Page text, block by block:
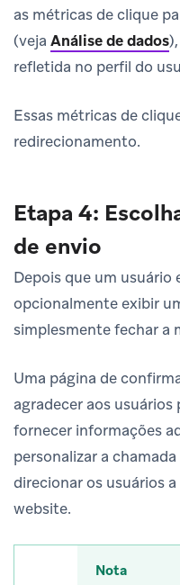
as métricas de clique
(veja Análise de dados
refletida no perfil do
Essas métricas de
redirecionamento.
Etapa 4:
de envio
Depois que um usuário
opcionalmente exibir
simplesmente fechar a
Uma página de
agradecer aos
fornecer informações
personalizar a
direcionar os usuários
website.
Nota